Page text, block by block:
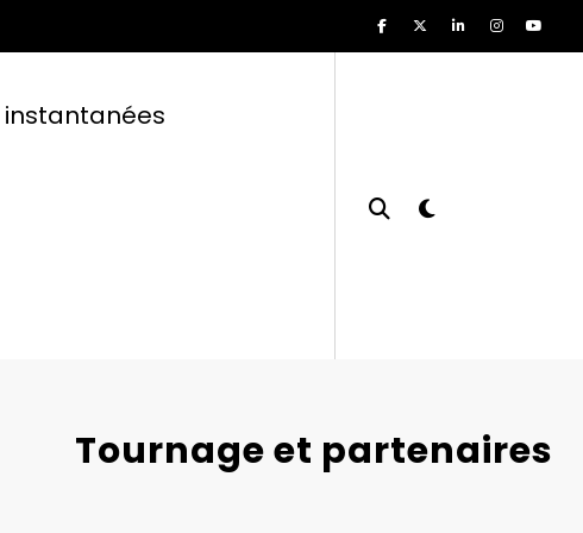
instantanées
Tournage et partenaires